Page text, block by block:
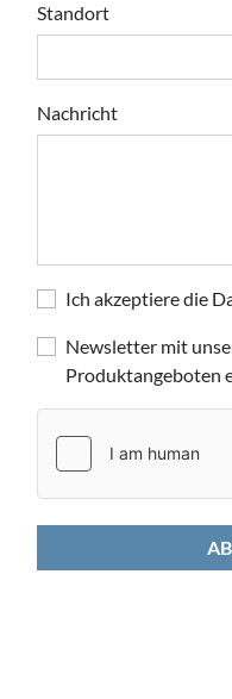
Standort
Nachricht
Ich akzeptiere die
Newsletter mit unseren neuesten
Produktangeboten